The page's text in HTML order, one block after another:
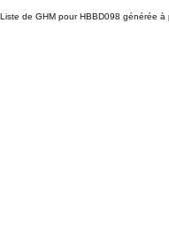
Liste de GHM pour HBBD098 générée